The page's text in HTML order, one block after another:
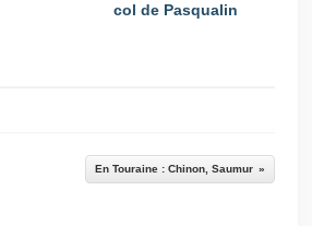
col de Pasqualin
En Touraine : Chinon, Saumur